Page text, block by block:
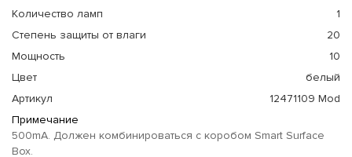
Количество ламп
1
Степень защиты от влаги
20
Мощность
10
Цвет
белый
Артикул
12471109 Mod
Примечание
500mA. Должен комбинироваться с коробом Smart Surface
Box.